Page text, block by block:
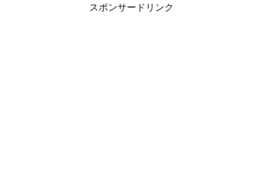
スポンサードリンク